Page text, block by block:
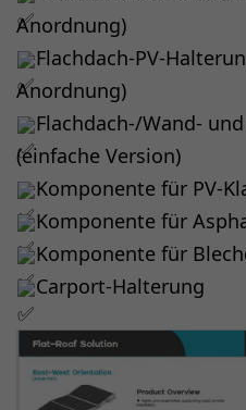
Anordnung)
Flachdach-PV-
Anordnung)
Flachdach-/Wand-
(einfache Version)
Komponente für PV-
Komponente für
Komponente für
Carport-Halterung